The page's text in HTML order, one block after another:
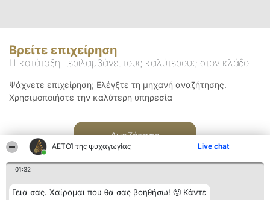
ΑΕΤΟΊ της ψυχαγωγίας Live chat
01:32
Γεια σας. Χαίρομαι που θα σας βοηθήσω! 🙂 Κάντε
Βρείτε επιχείρηση
Η κατάταξη περιλαμβάνει τους καλύτερους στον κλάδο
Ψάχνετε επιχείρηση; Ελέγξτε τη μηχανή αναζήτησης.
Χρησιμοποιήστε την καλύτερη υπηρεσία
Αναζήτηση